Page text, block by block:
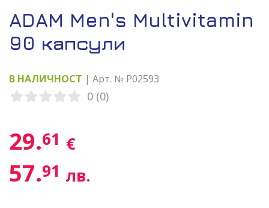
ADAM Men's Multivitamin
90 капсули
В НАЛИЧНОСТ | Арт. № P02593
0 (0)
29.61 €
57.91 лв.